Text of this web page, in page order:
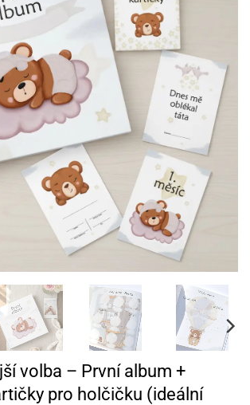
volba – První album +
pro holčičku (ideální